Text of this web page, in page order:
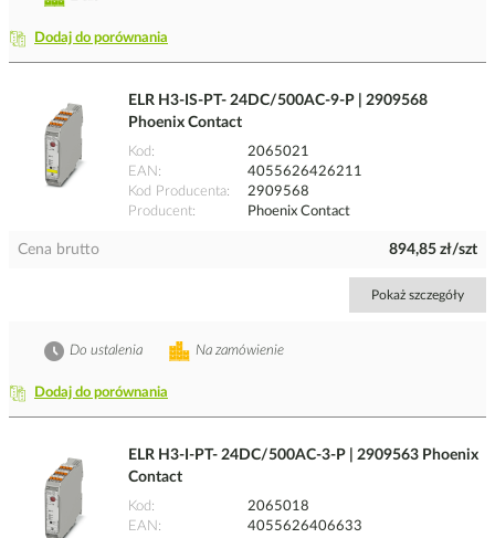
Dodaj do porównania
ELR H3-IS-PT- 24DC/500AC-9-P | 2909568
Phoenix Contact
Kod
2065021
EAN
4055626426211
Kod Producenta
2909568
Producent
Phoenix Contact
Cena brutto 894,85 zł/szt
Pokaż szczegóły
Dodaj do porównania
Na zamówienie
Do ustalenia
ELR H3-I-PT- 24DC/500AC-3-P | 2909563 Phoenix
Contact
Kod
2065018
EAN
4055626406633